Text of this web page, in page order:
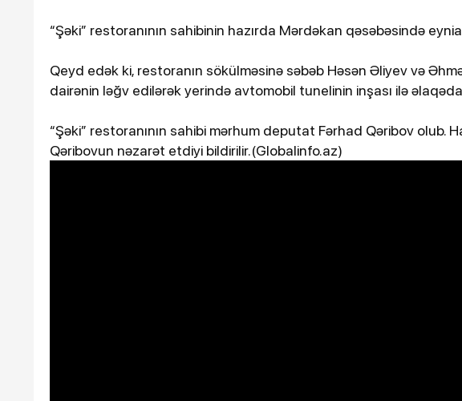
“Şəki” restoranının sahibinin hazırda Mərdəkan qəsəbəsində
Qeyd edək ki, restoranın sökülməsinə səbəb Həsən Əliyev və
dairənin ləğv edilərək yerində avtomobil tunelinin inşası ilə
“Şəki” restoranının sahibi mərhum deputat Fərhad Qəribov olub.
Qəribovun nəzarət etdiyi bildirilir.(Globalinfo.az)